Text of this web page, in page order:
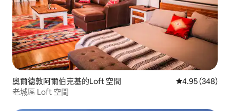
奧爾德敦阿爾伯克基的Loft 空間 從 348 則評價
4.95 (348)
老城區 Loft 空間